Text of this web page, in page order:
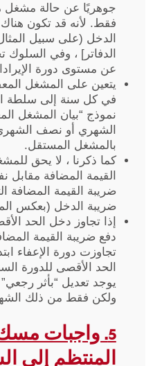
جوهريًا عن حالة مشغل
فقط. لأنه قد تكون
الدخل (على سبيل
الدفاتر] ، وفي السلوك
عن مستوى دورة
يتعين على المشغل
في كل سنة إلى سلطة
نموذج “بيان المشغل
الشهري أو نصف
بالمشغل المستقل.
كما ذكرنا ، لا يحق
القيمة المضافة مقابل
ضريبة القيمة المضافة
ضريبة الدخل (بعكس
إذا تجاوز دخل الحد
دفع ضريبة القيمة
تجاوزت دورة الإعفاء
الحد الأقصى للدورة
يوجد تعديل “بأثر
ولكن فقط من ذلك
5. واجبات مسك
المنتظم إلى